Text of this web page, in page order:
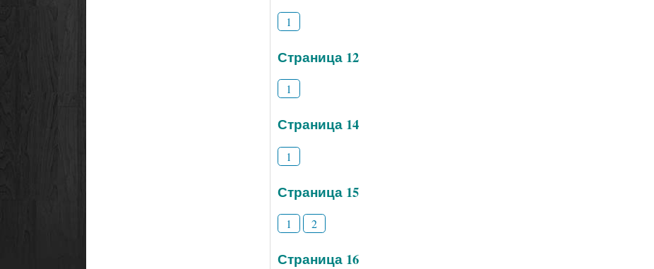
1
Страница 12
1
Страница 14
1
Страница 15
1 2
Страница 16